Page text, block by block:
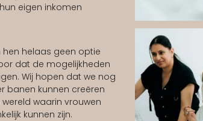
eigen inkomen
hen helaas geen optie
dat de mogelijkheden
Wij hopen dat we nog
banen kunnen creëren
waarin vrouwen
kunnen zijn.